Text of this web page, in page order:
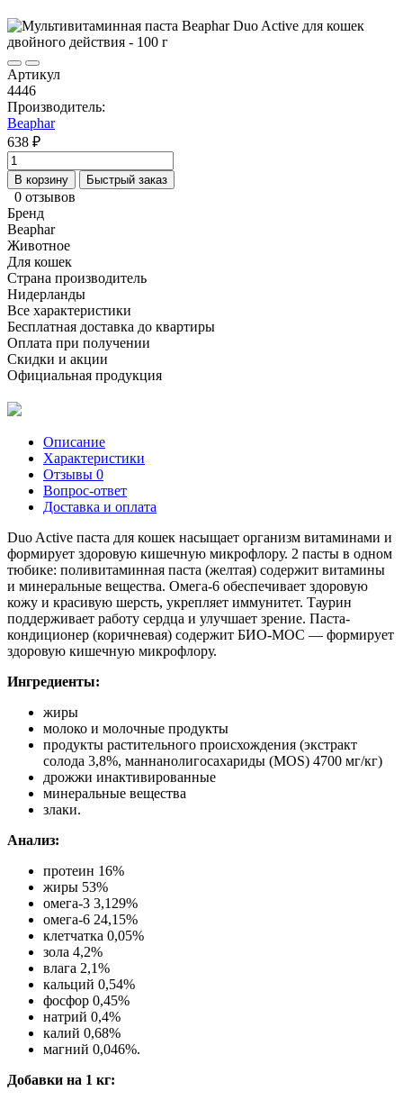
Артикул
4446
Производитель:
Beaphar
638 ₽
В корзину Быстрый заказ
0 отзывов
Бренд
Beaphar
Животное
Для кошек
Страна производитель
Нидерланды
Все характеристики
Бесплатная доставка до квартиры
Оплата при получении
Скидки и акции
Официальная продукция
Описание
Характеристики
Отзывы 0
Вопрос-ответ
Доставка и оплата
Duo Active паста для кошек насыщает организм витаминами и
формирует здоровую кишечную микрофлору. 2 пасты в одном
тюбике: поливитаминная паста (желтая) содержит витамины
и минеральные вещества. Омега-6 обеспечивает здоровую
кожу и красивую шерсть, укрепляет иммунитет. Таурин
поддерживает работу сердца и улучшает зрение. Паста-
кондиционер (коричневая) содержит БИО-МОС — формирует
здоровую кишечную микрофлору.
Ингредиенты:
жиры
молоко и молочные продукты
продукты растительного происхождения (экстракт
солода 3,8%, маннанолигосахариды (MOS) 4700 мг/кг)
дрожжи инактивированные
минеральные вещества
злаки.
Анализ:
протеин 16%
жиры 53%
омега-3 3,129%
омега-6 24,15%
клетчатка 0,05%
зола 4,2%
влага 2,1%
кальций 0,54%
фосфор 0,45%
натрий 0,4%
калий 0,68%
магний 0,046%.
Добавки на 1 кг: